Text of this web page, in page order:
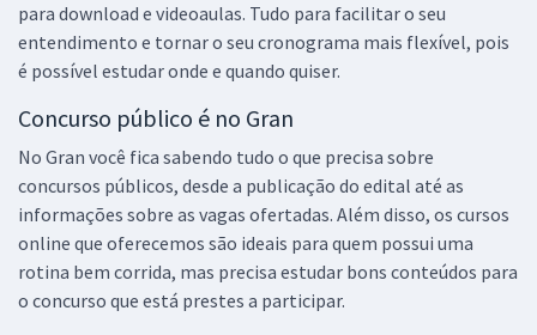
para download e videoaulas. Tudo para facilitar o seu
entendimento e tornar o seu cronograma mais flexível, pois
é possível estudar onde e quando quiser.
Concurso público é no Gran
No Gran você fica sabendo tudo o que precisa sobre
concursos públicos, desde a publicação do edital até as
informações sobre as vagas ofertadas. Além disso, os cursos
online que oferecemos são ideais para quem possui uma
rotina bem corrida, mas precisa estudar bons conteúdos para
o concurso que está prestes a participar.